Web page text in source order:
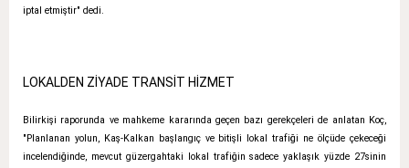
iptal etmiştir" dedi.
LOKALDEN ZİYADE TRANSİT HİZMET
Bilirkişi raporunda ve mahkeme kararında geçen bazı gerekçeleri de anlatan Koç,
"Planlanan yolun, Kaş-Kalkan başlangıç ve bitişli lokal trafiği ne ölçüde çekeceği
incelendiğinde, mevcut güzergahtaki lokal trafiğin sadece yaklaşık yüzde 27sinin